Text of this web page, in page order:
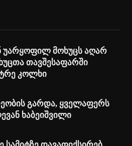
უარყოფილ მოხუცს აღარ
თავშესაფარში
კოლხი
გარდა, ყველაფერს
ხაბეიშვილი